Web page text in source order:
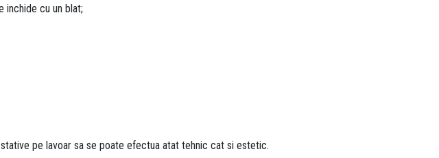
inchide cu un blat;
pe lavoar sa se poate efectua atat tehnic cat si estetic.